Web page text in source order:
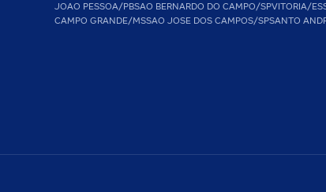
JOAO PESSOA/PBSAO BERNARDO DO CAMPO/SPVITORIA/ES
CAMPO GRANDE/MSSAO JOSE DOS CAMPOS/SPSANTO